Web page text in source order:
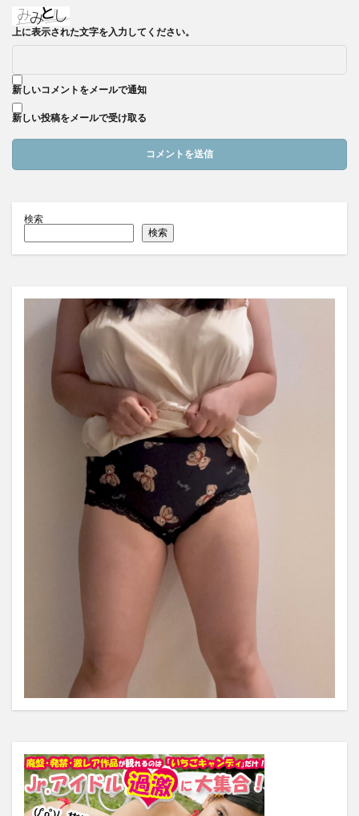
上に表示された文字を入力してください。
新しいコメントをメールで通知
新しい投稿をメールで受け取る
検索
検索